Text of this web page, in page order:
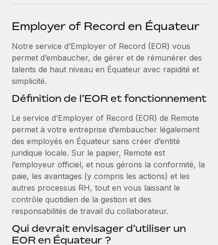
Rationalisez vos processus avec des outils essentiels
SERVICES
Demandez aux experts
Recevez des conseils d’experts sur les RH à
l’international et la conformité
Contrôles d’antécédents
Simplifiez vos processus de présélection des
candidats
Remote Watchtower
Gardez un temps d’avance sur les risques en
matière de conformité
Gestion des appareils
dans le monde entier
Partenaires stratégiques de la tech
Devenir partenaire
Explorez avec nous vos opportunités de partenariat
Conseil en intégrations et automatisations assistées par
ÉTUDES DE CAS
Événements
Salle de presse
Données sur les salaires et les talents
Centre de ressources
Voir toutes les ressources
BLOG
Paie multipays
EOR et PEO
Taxes
Employer of Record en Équateur
Notre service d’Employer of Record (EOR) vous
permet d’embaucher, de gérer et de rémunérer des
talents de haut niveau en Équateur avec rapidité et
simplicité.
Définition de l’EOR et fonctionnement
Le service d’Employer of Record (EOR) de Remote
permet à votre entreprise d’embaucher légalement
des employés en Équateur sans créer d’entité
juridique locale. Sur le papier, Remote est
l’employeur officiel, et nous gérons la conformité, la
paie, les avantages (y compris les actions) et les
autres processus RH, tout en vous laissant le
contrôle quotidien de la gestion et des
responsabilités de travail du collaborateur.
Qui devrait envisager d’utiliser un
EOR en Équateur ?